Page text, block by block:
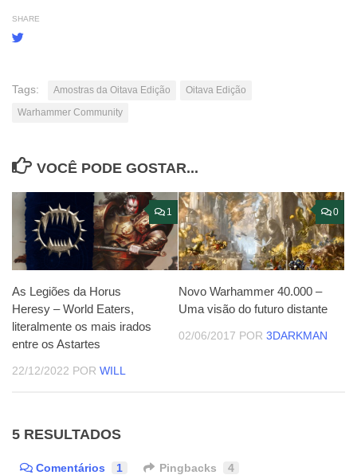
SHARE
Tags: Amostras da Oitava Edição
Oitava Edição
Warhammer Community
VOCÊ PODE GOSTAR...
1
As Legiões da Horus
Heresy – World Eaters,
literalmente os mais irados
entre os Astartes
22/12/2022 POR WILL
0
Novo Warhammer 40.000 –
Uma visão do futuro distante
02/06/2017 POR 3DARKMAN
5 RESULTADOS
Comentários 1 Pingbacks 4